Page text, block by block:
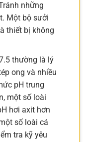
những
Một bộ sưởi
thiết bị không
thường là lý
ong và nhiều
pH trung
một số loài
hơi axit hơn
số loài cá
tra kỹ yêu